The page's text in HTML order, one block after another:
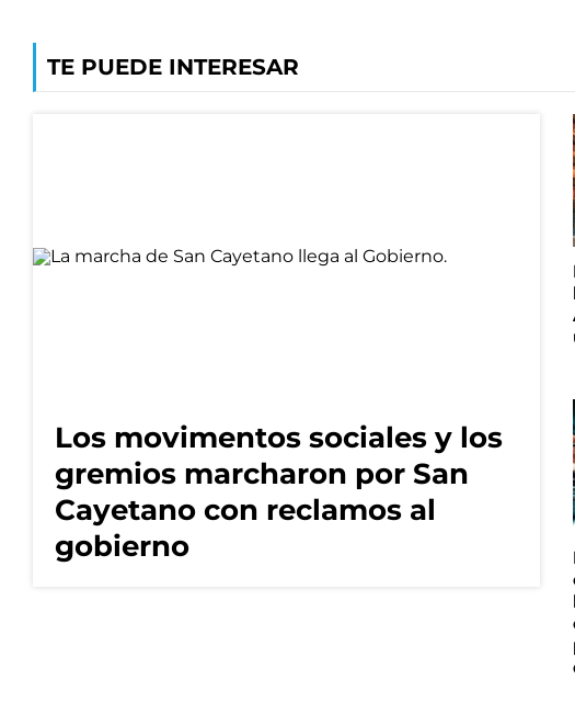
TE PUEDE INTERESAR
Los movimentos sociales y los
gremios marcharon por San
Cayetano con reclamos al
gobierno